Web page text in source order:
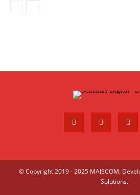
© Copyright 2019 - 2025 MAISCOM.
Solutions.